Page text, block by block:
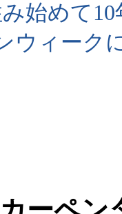
始めて
ウィーク